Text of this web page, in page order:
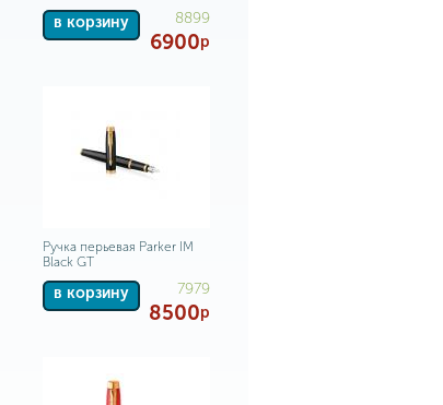
в корзину 8899
6900р
Ручка перьевая Parker IM
Black GT
в корзину 7979
8500р